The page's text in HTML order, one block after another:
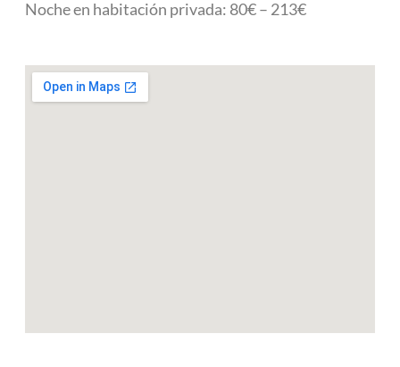
Noche en habitación privada: 80€ – 213€